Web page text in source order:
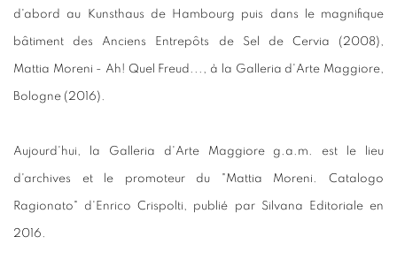
d'abord au Kunsthaus de Hambourg puis dans le magnifique
bâtiment des Anciens Entrepôts de Sel de Cervia (2008),
Mattia Moreni - Ah! Quel Freud..., à la Galleria d'Arte Maggiore,
Bologne (2016).
Aujourd'hui, la Galleria d'Arte Maggiore g.a.m. est le lieu
d'archives et le promoteur du "Mattia Moreni. Catalogo
Ragionato" d'Enrico Crispolti, publié par Silvana Editoriale en
2016.